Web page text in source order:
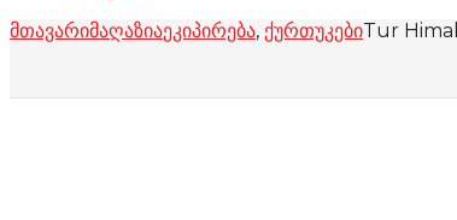
მთავარიმაღაზიაეკიპირება, ქურთუკებიTur